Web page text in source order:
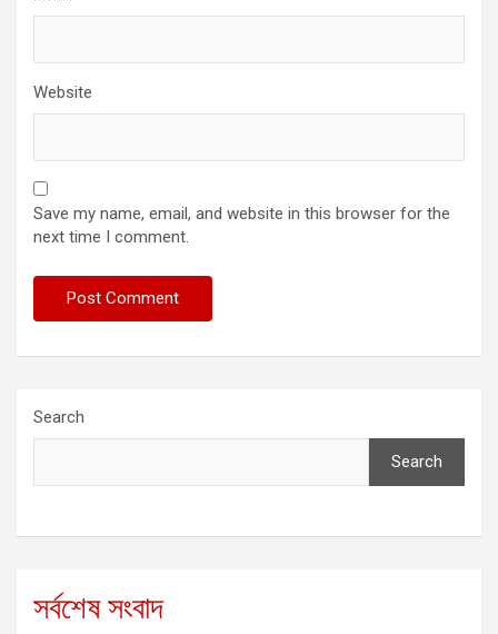
Website
Save my name, email, and website in this browser for the
next time I comment.
Search
Search
সর্বশেষ সংবাদ